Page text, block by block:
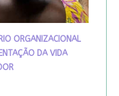
ORGANIZACIONAL
DA VIDA